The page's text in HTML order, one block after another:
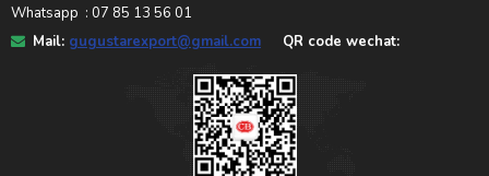
Whatsapp : 07 85 13 56 01
Mail: gugustarexport@gmail.com QR code wechat: